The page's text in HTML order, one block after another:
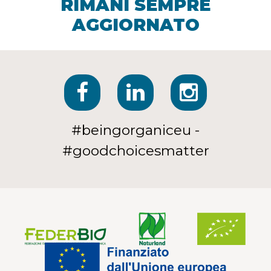
RIMANI SEMPRE
AGGIORNATO
#beingorganiceu -
#goodchoicesmatter